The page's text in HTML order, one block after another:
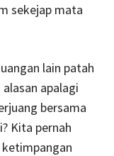
sekejap mata
lain patah
apalagi
bersama
Kita pernah